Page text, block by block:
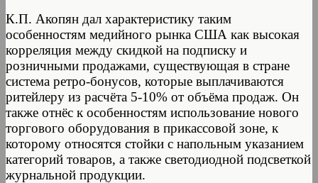
К.П. Акопян дал характеристику таким
особенностям медийного рынка США как высокая
корреляция между скидкой на подписку и
розничными продажами, существующая в стране
система ретро-бонусов, которые выплачиваются
ритейлеру из расчёта 5-10% от объёма продаж. Он
также отнёс к особенностям использование нового
торгового оборудования в прикассовой зоне, к
которому относятся стойки с напольным указанием
категорий товаров, а также светодиодной подсветкой
журнальной продукции.